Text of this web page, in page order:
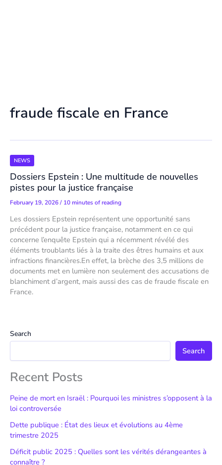
fraude fiscale en France
NEWS
Dossiers Epstein : Une multitude de nouvelles
pistes pour la justice française
February 19, 2026/ 10 minutes of reading
Les dossiers Epstein représentent une opportunité sans
précédent pour la justice française, notamment en ce qui
concerne l’enquête Epstein qui a récemment révélé des
éléments troublants liés à la traite des êtres humains et aux
infractions financières.En effet, la brèche des 3,5 millions de
documents met en lumière non seulement des accusations de
blanchiment d’argent, mais aussi des cas de fraude fiscale en
France.
Search
Search
Recent Posts
Peine de mort en Israël : Pourquoi les ministres s’opposent à la
loi controversée
Dette publique : État des lieux et évolutions au 4ème
trimestre 2025
Déficit public 2025 : Quelles sont les vérités dérangeantes à
connaître ?